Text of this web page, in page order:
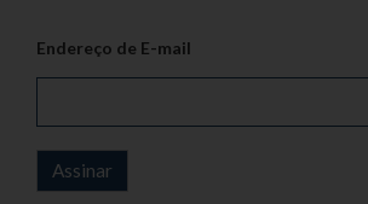
Endereço de E-mail